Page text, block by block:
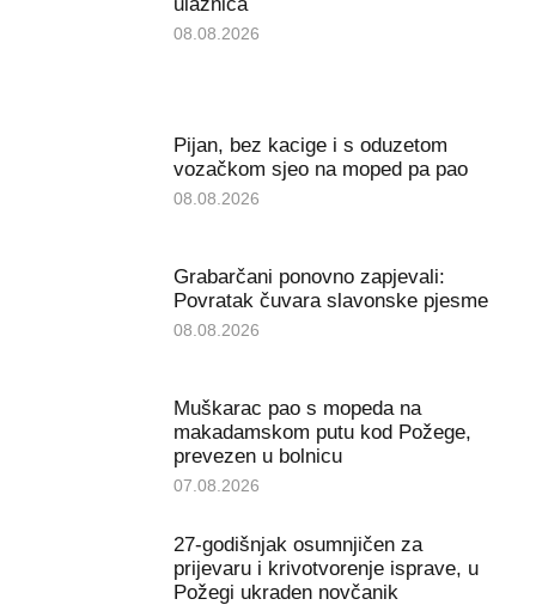
08.08.2026
Pijan, bez kacige i s oduzetom
vozačkom sjeo na moped pa pao
08.08.2026
Grabarčani ponovno zapjevali:
Povratak čuvara slavonske pjesme
08.08.2026
Muškarac pao s mopeda na
makadamskom putu kod Požege,
prevezen u bolnicu
07.08.2026
27-godišnjak osumnjičen za
prijevaru i krivotvorenje isprave, u
Požegi ukraden novčanik